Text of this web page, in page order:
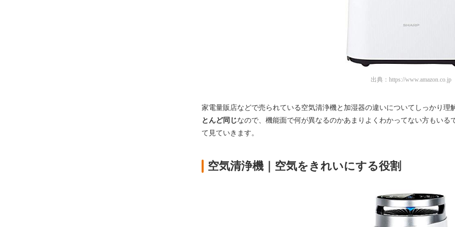
出典： https://www.amazon.co.jp
家電量販店などで売られている空気清浄機と加湿器の違いについてしっかり理
とんど同じなので、機能面で何が異なるのかあまりよくわかってない方もい
て見ていきます。
空気清浄機｜空気をきれいにする役割